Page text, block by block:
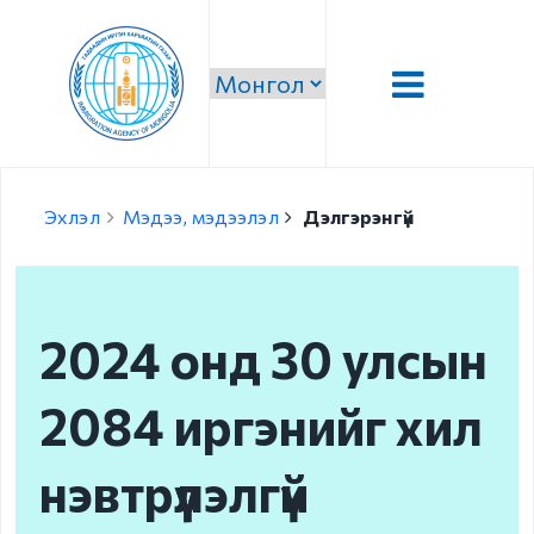
чиглэл
Стратеги зорилго,
зорилт
Чиг үүрэг
Эхлэл Мэдээ, мэдээлэл Дэлгэрэнгүй
2024 онд 30 улсын
2084 иргэнийг хил
нэвтрүүлэлгүй